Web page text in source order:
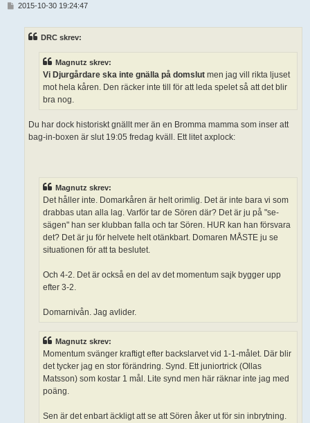
2015-10-30 19:24:47
DRC skrev:
Magnutz skrev:
Vi Djurgårdare ska inte gnälla på domslut men jag vill rikta ljuset
mot hela kåren. Den räcker inte till för att leda spelet så att det blir
bra nog.
Du har dock historiskt gnällt mer än en Bromma mamma som inser att
bag-in-boxen är slut 19:05 fredag kväll. Ett litet axplock:
Magnutz skrev:
Det håller inte. Domarkåren är helt orimlig. Det är inte bara vi som
drabbas utan alla lag. Varför tar de Sören där? Det är ju på "se-
sägen" han ser klubban falla och tar Sören. HUR kan han försvara
det? Det är ju för helvete helt otänkbart. Domaren MÅSTE ju se
situationen för att ta beslutet.
Och 4-2. Det är också en del av det momentum sajk bygger upp
efter 3-2.
Domarnivån. Jag avlider.
Magnutz skrev:
Momentum svänger kraftigt efter backslarvet vid 1-1-målet. Där blir
det tycker jag en stor förändring. Synd. Ett juniortrick (Ollas
Matsson) som kostar 1 mål. Lite synd men här räknar inte jag med
poäng.
Sen är det enbart äckligt att se att Sören åker ut för sin inbrytning.